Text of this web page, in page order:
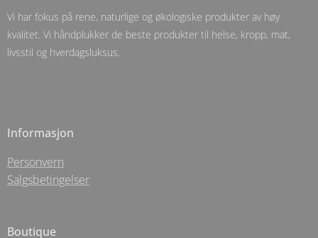
Vi har fokus på rene, naturlige og økologiske produkter av høy
kvalitet. Vi håndplukker de beste produkter til helse, kropp, mat,
livsstil og hverdagsluksus.
Informasjon
Personvern
Salgsbetingelser
Boutique